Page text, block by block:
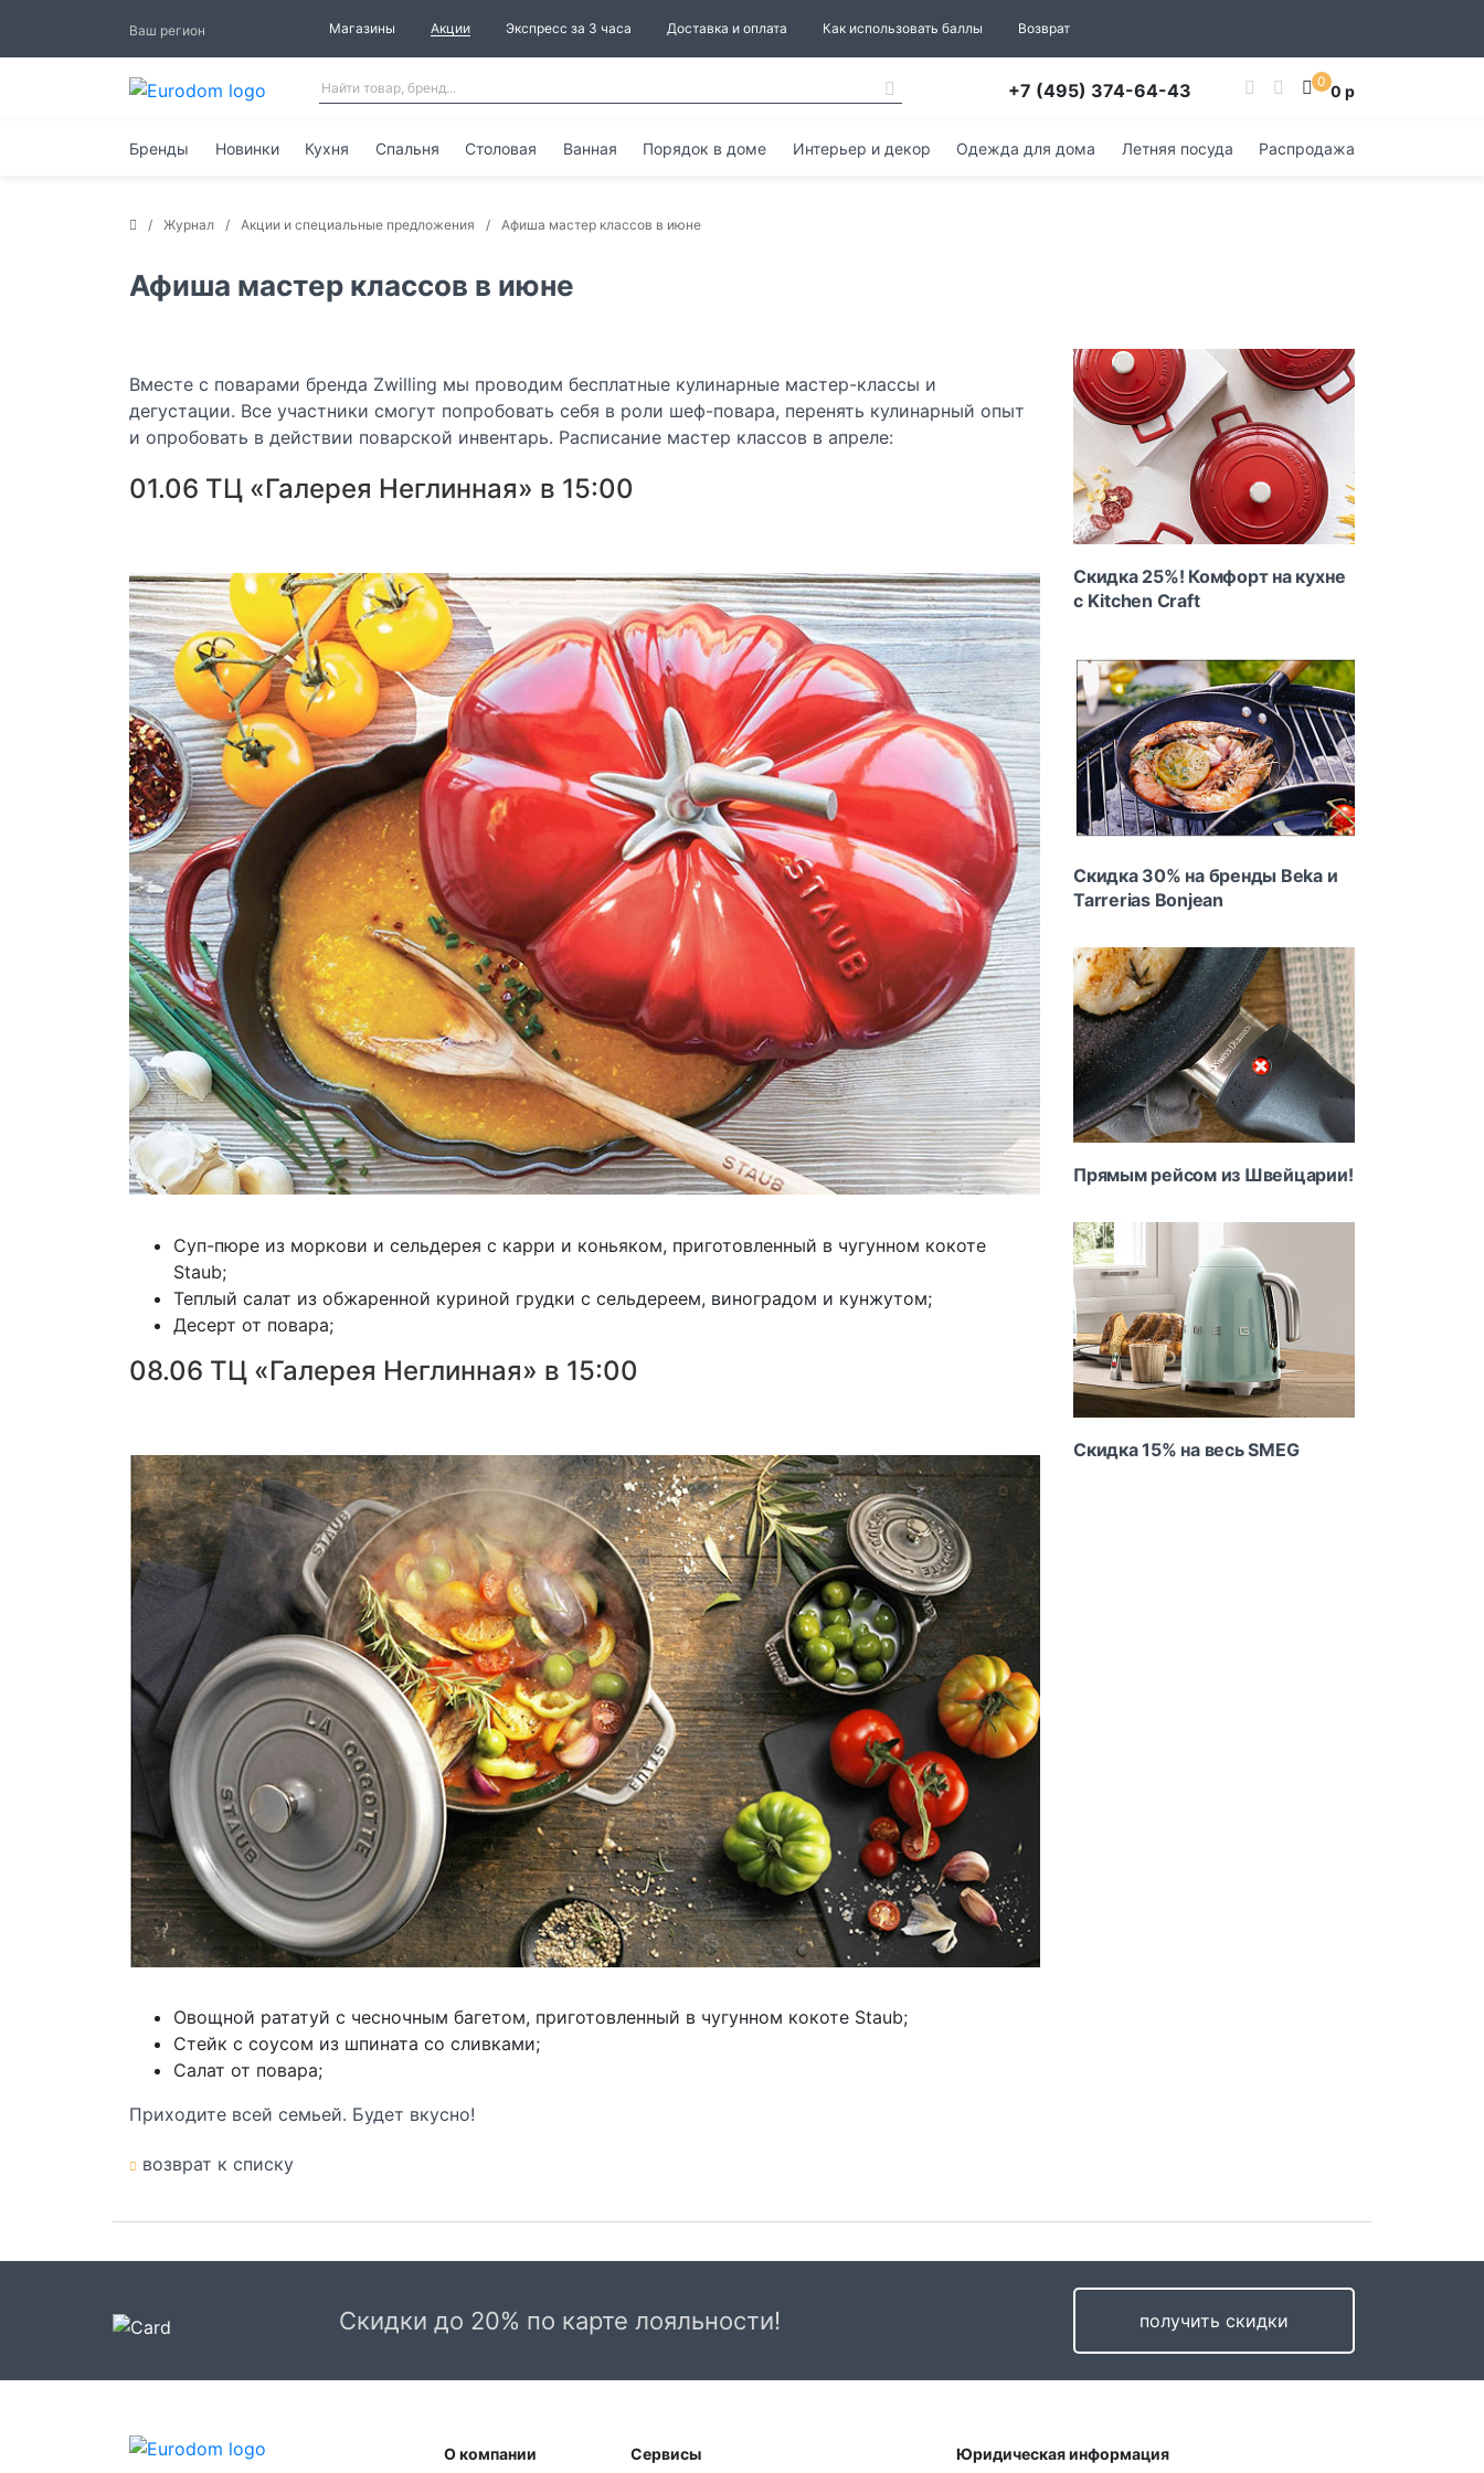
Ваш регион Магазины Акции Экспресс за 3 часа Доставка и оплата Как использовать баллы Возврат
+7 (495) 374-64-43 0 0 р
Бренды Новинки Кухня Спальня Столовая Ванная Порядок в доме Интерьер и декор Одежда для дома Летняя посуда Распродажа
Журнал Акции и специальные предложения Афиша мастер классов в июне
Афиша мастер классов в июне
Вместе с поварами бренда Zwilling мы проводим бесплатные кулинарные мастер-классы и
дегустации. Все участники смогут попробовать себя в роли шеф-повара, перенять кулинарный опыт
и опробовать в действии поварской инвентарь. Расписание мастер классов в апреле:
01.06 ТЦ «Галерея Неглинная» в 15:00
Суп-пюре из моркови и сельдерея с карри и коньяком, приготовленный в чугунном кокоте
Staub;
Теплый салат из обжаренной куриной грудки с сельдереем, виноградом и кунжутом;
Десерт от повара;
08.06 ТЦ «Галерея Неглинная» в 15:00
Овощной рататуй с чесночным багетом, приготовленный в чугунном кокоте Staub;
Стейк с соусом из шпината со сливками;
Салат от повара;
Приходите всей семьей. Будет вкусно!
возврат к списку
Скидка 25%! Комфорт на кухне
с Kitchen Craft
Скидка 30% на бренды Beka и
Tarrerias Bonjean
Прямым рейсом из Швейцарии!
Скидка 15% на весь SMEG
Скидки до 20% по карте лояльности! получить скидки
О компании Сервисы Юридическая информация